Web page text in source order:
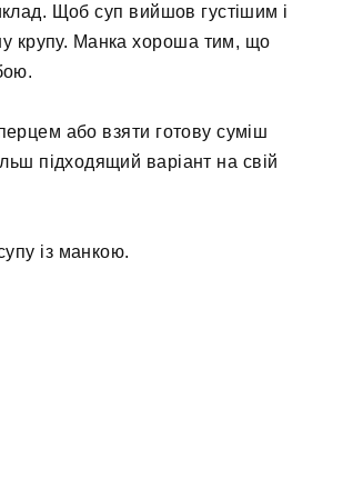
Щоб суп вийшов густішим і
крупу. Манка хороша тим, що
або взяти готову суміш
підходящий варіант на свій
із манкою.